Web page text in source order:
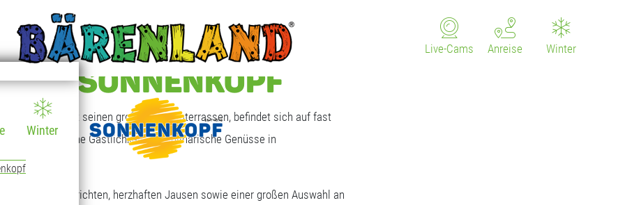
Winter
Winter
Anreise
Live-Cams
AM SONNENKOPF
Sonnenkopf mit seinen großen Sonnenterrassen, befindet sich auf fast
die freundliche Gastlichkeit und kulinarische Genüsse in
Tagesgerichten, herzhaften Jausen sowie einer großen Auswahl an